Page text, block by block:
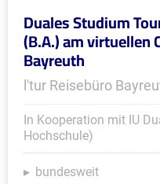
Duales Studium
(B.A.) am virtuellen
Bayreuth
l'tur Reisebüro
In Kooperation mit IU
Hochschule)
bundesweit